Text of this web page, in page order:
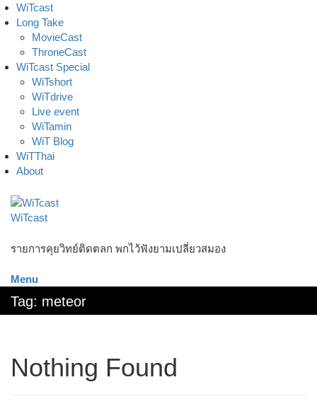
Skip
to
content
WiTcast
Long Take
MovieCast
ThroneCast
WiTcast Special
WiTshort
WiTdrive
Live event
WiTamin
WiT Blog
WiTThai
About
WiTcast
รายการคุยวิทย์ติดตลก พกไว้ฟังยามเปลี่ยวสมอง
Menu
Tag: meteor
Nothing Found